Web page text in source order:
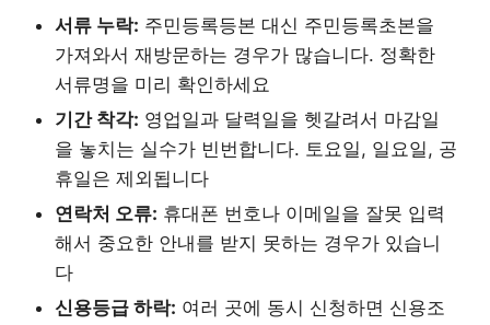
서류 누락: 주민등록등본 대신 주민등록초본을
가져와서 재방문하는 경우가 많습니다. 정확한
서류명을 미리 확인하세요
기간 착각: 영업일과 달력일을 헷갈려서 마감일
을 놓치는 실수가 빈번합니다. 토요일, 일요일, 공
휴일은 제외됩니다
연락처 오류: 휴대폰 번호나 이메일을 잘못 입력
해서 중요한 안내를 받지 못하는 경우가 있습니
다
신용등급 하락: 여러 곳에 동시 신청하면 신용조